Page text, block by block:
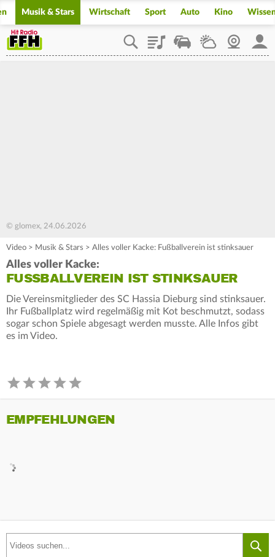
Musik & Stars Wirtschaft Sport Auto Kino
PlaylistStaupilotWetterWebcam
© glomex, 24.06.2026
Video > Musik & Stars > Alles voller Kacke: Fußballverein ist stinksauer
Alles voller Kacke:
FUSSBALLVEREIN IST STINKSAUER
Die Vereinsmitglieder des SC Hassia Dieburg sind stinksauer.
Ihr Fußballplatz wird regelmäßig mit Kot beschmutzt, sodass
sogar schon Spiele abgesagt werden musste. Alle Infos gibt
es im Video.
EMPFEHLUNGEN